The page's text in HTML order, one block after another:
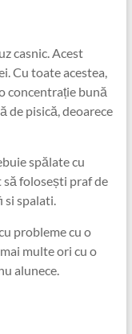
casnic. Acest
Cu toate acestea,
concentrație bună
de pisică, deoarece
spălate cu
să folosești praf de
spalati.
probleme cu o
multe ori cu o
alunece.